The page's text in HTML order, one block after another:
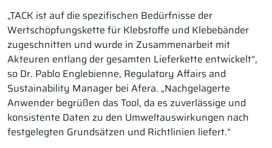
„TACK ist auf die spezifischen Bedürfnisse der
Wertschöpfungskette für Klebstoffe und Klebebänder
zugeschnitten und wurde in Zusammenarbeit mit
Akteuren entlang der gesamten Lieferkette entwickelt“,
so Dr. Pablo Englebienne, Regulatory Affairs and
Sustainability Manager bei Afera. „Nachgelagerte
Anwender begrüßen das Tool, da es zuverlässige und
konsistente Daten zu den Umweltauswirkungen nach
festgelegten Grundsätzen und Richtlinien liefert.“